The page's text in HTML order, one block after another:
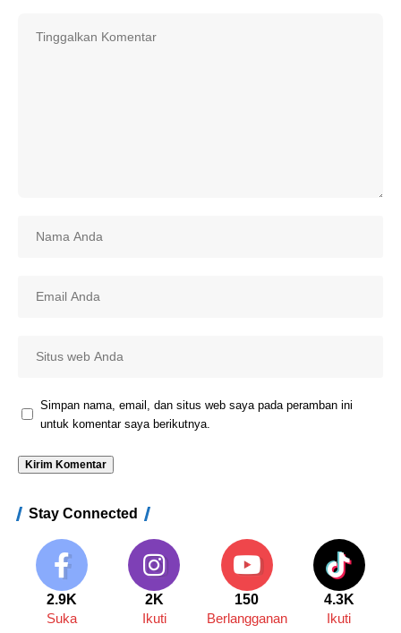
Simpan nama, email, dan situs web saya pada peramban ini
untuk komentar saya berikutnya.
Stay Connected
2.9K
Suka
2K
Ikuti
150
Berlangganan
4.3K
Ikuti